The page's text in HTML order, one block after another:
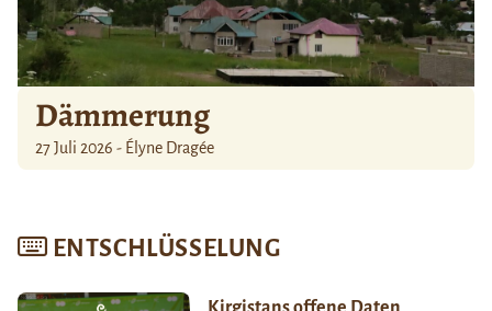
Dämmerung
27 Juli 2026 - Élyne Dragée
ENTSCHLÜSSELUNG